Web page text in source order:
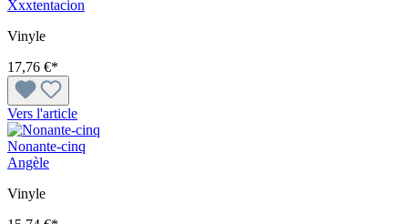
Xxxtentacion
Vinyle
17,76 €*
Vers l'article
Nonante-cinq
Angèle
Vinyle